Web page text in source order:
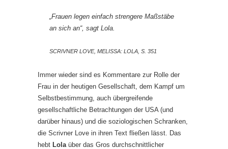
„Frauen legen einfach strengere Maßstäbe
an sich an“, sagt Lola.
SCRIVNER LOVE, MELISSA: LOLA, S. 351
Immer wieder sind es Kommentare zur Rolle der
Frau in der heutigen Gesellschaft, dem Kampf um
Selbstbestimmung, auch übergreifende
gesellschaftliche Betrachtungen der USA (und
darüber hinaus) und die soziologischen Schranken,
die Scrivner Love in ihren Text fließen lässt. Das
hebt Lola über das Gros durchschnittlicher